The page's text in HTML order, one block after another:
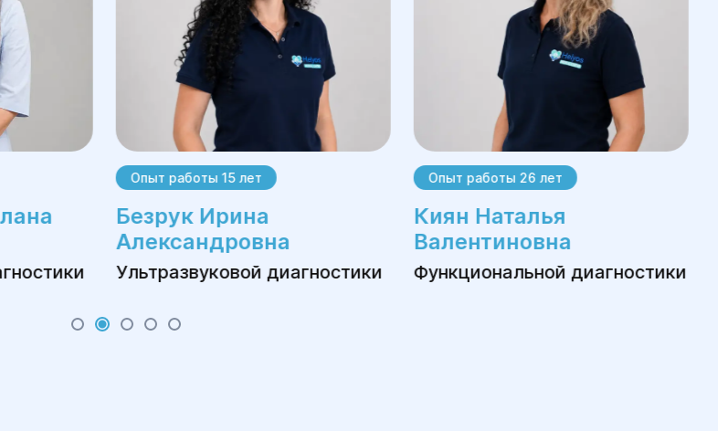
на консультацию можно по телефону или через онлайн-форму на сайте.
Опыт работы 15 лет
Безрук Ирина
Александровна
Ультразвуковой диагностики
Опыт работы 26 лет
Киян Наталья
Валентиновна
Функциональной диагностики